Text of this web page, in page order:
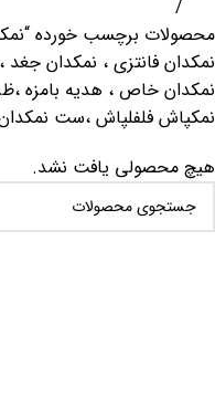
محصولات برچسب خورده
نمکدان فانتزی ، نمکدان
نمکدان خاص ، هدیه بامزه
نمکپاش فلفلپاش ،ست
هیچ محصولی یافت نشد.